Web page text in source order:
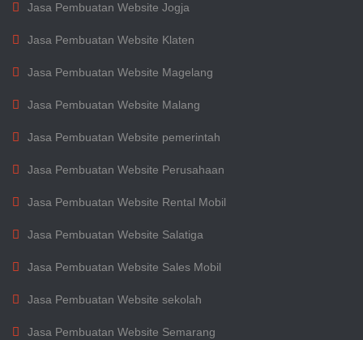
Jasa Pembuatan Website Jogja
Jasa Pembuatan Website Klaten
Jasa Pembuatan Website Magelang
Jasa Pembuatan Website Malang
Jasa Pembuatan Website pemerintah
Jasa Pembuatan Website Perusahaan
Jasa Pembuatan Website Rental Mobil
Jasa Pembuatan Website Salatiga
Jasa Pembuatan Website Sales Mobil
Jasa Pembuatan Website sekolah
Jasa Pembuatan Website Semarang